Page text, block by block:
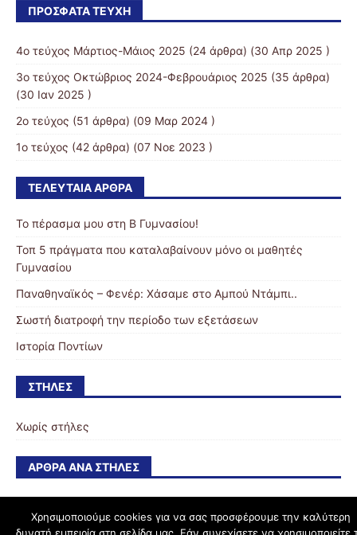
ΠΡΌΣΦΑΤΑ ΤΕΎΧΗ
4o τεύχος Μάρτιος-Μάιος 2025 (24 άρθρα) (30 Απρ 2025 )
3ο τεύχος Οκτώβριος 2024-Φεβρουάριος 2025 (35 άρθρα)
(30 Ιαν 2025 )
2ο τεύχος (51 άρθρα) (09 Μαρ 2024 )
1ο τεύχος (42 άρθρα) (07 Νοε 2023 )
ΤΕΛΕΥΤΑΊΑ ΆΡΘΡΑ
Το πέρασμα μου στη Β Γυμνασίου!
Τοπ 5 πράγματα που καταλαβαίνουν μόνο οι μαθητές
Γυμνασίου
Παναθηναϊκός – Φενέρ: Χάσαμε στο Αμπού Ντάμπι..
Σωστή διατροφή την περίοδο των εξετάσεων
Ιστορία Ποντίων
ΣΤΉΛΕΣ
Χωρίς στήλες
ΆΡΘΡΑ ΑΝΆ ΣΤΉΛΕΣ
Χρησιμοποιούμε cookies για να σας προσφέρουμε την καλύτερη